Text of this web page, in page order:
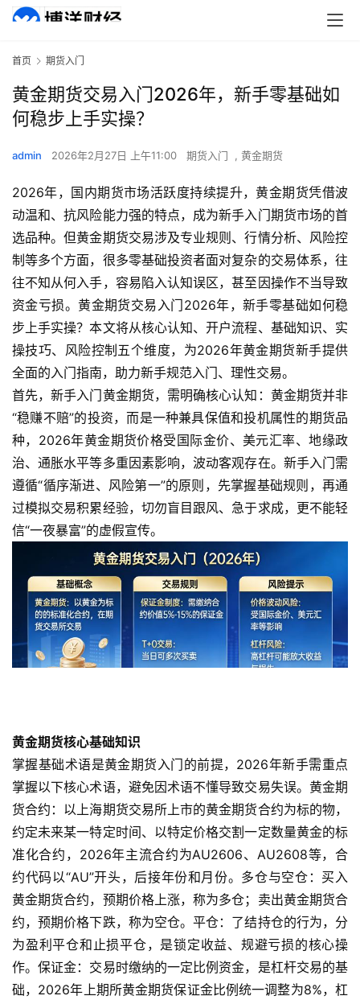
首页 期货入门
黄金期货交易入门2026年，新手零基础如
何稳步上手实操？
admin 2026年2月27日 上午11:00 期货入门 , 黄金期货
2026年，国内期货市场活跃度持续提升，黄金期货凭借波
动温和、抗风险能力强的特点，成为新手入门期货市场的首
选品种。但黄金期货交易涉及专业规则、行情分析、风险控
制等多个方面，很多零基础投资者面对复杂的交易体系，往
往不知从何入手，容易陷入认知误区，甚至因操作不当导致
资金亏损。黄金期货交易入门2026年，新手零基础如何稳
步上手实操？本文将从核心认知、开户流程、基础知识、实
操技巧、风险控制五个维度，为2026年黄金期货新手提供
全面的入门指南，助力新手规范入门、理性交易。
首先，新手入门黄金期货，需明确核心认知：黄金期货并非
“稳赚不赔”的投资，而是一种兼具保值和投机属性的期货品
种，2026年黄金期货价格受国际金价、美元汇率、地缘政
治、通胀水平等多重因素影响，波动客观存在。新手入门需
遵循“循序渐进、风险第一”的原则，先掌握基础规则，再通
过模拟交易积累经验，切勿盲目跟风、急于求成，更不能轻
信“一夜暴富”的虚假宣传。
黄金期货核心基础知识
掌握基础术语是黄金期货入门的前提，2026年新手需重点
掌握以下核心术语，避免因术语不懂导致交易失误。黄金期
货合约：以上海期货交易所上市的黄金期货合约为标的物，
约定未来某一特定时间、以特定价格交割一定数量黄金的标
准化合约，2026年主流合约为AU2606、AU2608等，合
约代码以“AU”开头，后接年份和月份。多仓与空仓：买入
黄金期货合约，预期价格上涨，称为多仓；卖出黄金期货合
约，预期价格下跌，称为空仓。平仓：了结持仓的行为，分
为盈利平仓和止损平仓，是锁定收益、规避亏损的核心操
作。保证金：交易时缴纳的一定比例资金，是杠杆交易的基
础，2026年上期所黄金期货保证金比例统一调整为8%，杠